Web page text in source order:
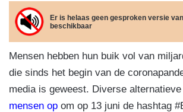
e
b
o
o
k
ail
Er is helaas geen gesproken versie
beschikbaar
Mensen hebben hun buik vol van
die sinds het begin van de
media is geweest. Diverse
mensen op om op 13 juni de hashtag